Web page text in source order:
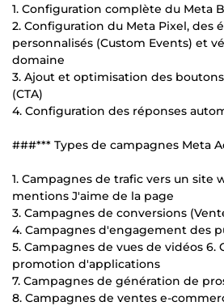
1. Configuration complète du Meta
2. Configuration du Meta Pixel, des
personnalisés (Custom Events) et
domaine
3. Ajout et optimisation des
(CTA)
4. Configuration des réponses
###*** Types de campagnes Meta
1. Campagnes de trafic vers un site
mentions J'aime de la page
3. Campagnes de conversions
4. Campagnes d'engagement des
5. Campagnes de vues de vidéos 6.
promotion d'applications
7. Campagnes de génération de
8. Campagnes de ventes e-